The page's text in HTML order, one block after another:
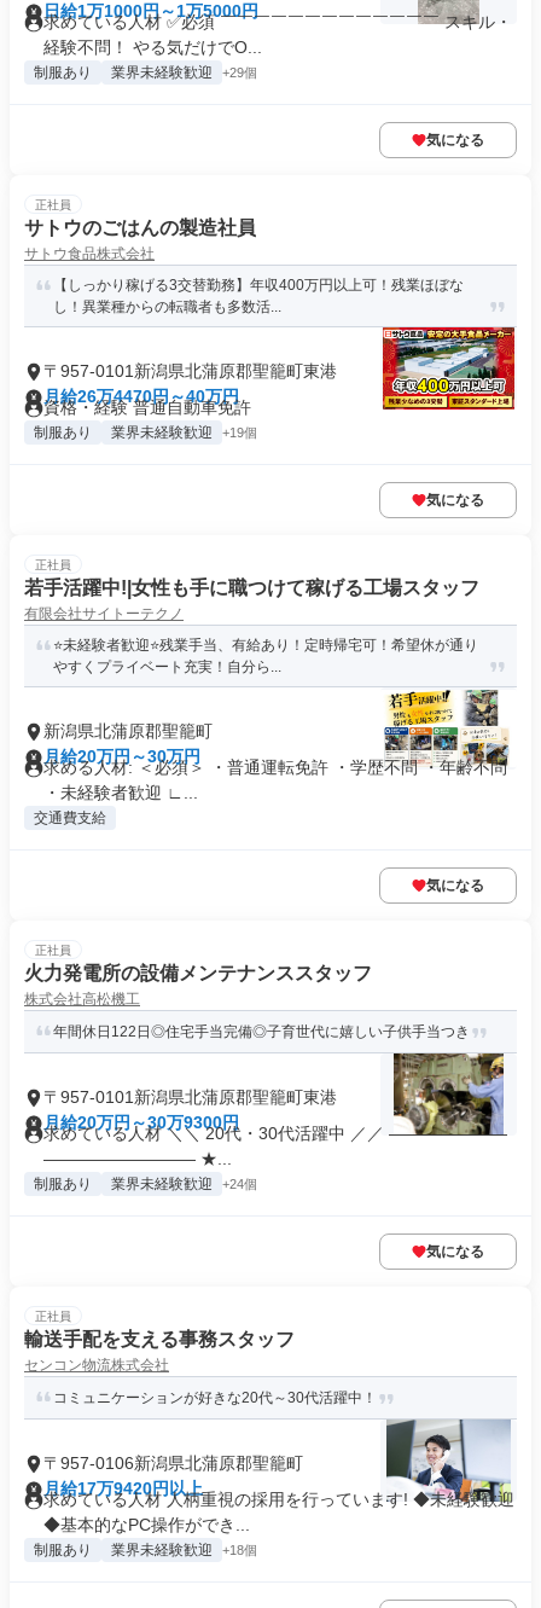
日給1万1000円～1万5000円
求めている人材 ✅必須 ￣￣￣￣￣￣￣￣￣￣￣￣￣ スキル・
経験不問！ やる気だけでO...
制服あり 業界未経験歓迎 +29個
気になる
正社員
サトウのごはんの製造社員
サトウ食品株式会社
【しっかり稼げる3交替勤務】年収400万円以上可！残業ほぼな
し！異業種からの転職者も多数活...
〒957-0101新潟県北蒲原郡聖籠町東港
月給26万4470円～40万円
資格・経験 普通自動車免許
制服あり 業界未経験歓迎 +19個
気になる
正社員
若手活躍中!|女性も手に職つけて稼げる工場スタッフ
有限会社サイトーテクノ
⭐未経験者歓迎⭐残業手当、有給あり！定時帰宅可！希望休が通り
やすくプライベート充実！自分ら...
新潟県北蒲原郡聖籠町
月給20万円～30万円
求める人材: ＜必須＞ ・普通運転免許 ・学歴不問 ・年齢不問
・未経験者歓迎 ∟...
交通費支給
気になる
正社員
火力発電所の設備メンテナンススタッフ
株式会社高松機工
年間休日122日◎住宅手当完備◎子育世代に嬉しい子供手当つき
〒957-0101新潟県北蒲原郡聖籠町東港
月給20万円～30万9300円
求めている人材 ＼＼ 20代・30代活躍中 ／／ ―――――――
――――――――― ★...
制服あり 業界未経験歓迎 +24個
気になる
正社員
輸送手配を支える事務スタッフ
センコン物流株式会社
コミュニケーションが好きな20代～30代活躍中！
〒957-0106新潟県北蒲原郡聖籠町
月給17万9420円以上
求めている人材 人柄重視の採用を行っています! ◆未経験歓迎
◆基本的なPC操作ができ...
制服あり 業界未経験歓迎 +18個